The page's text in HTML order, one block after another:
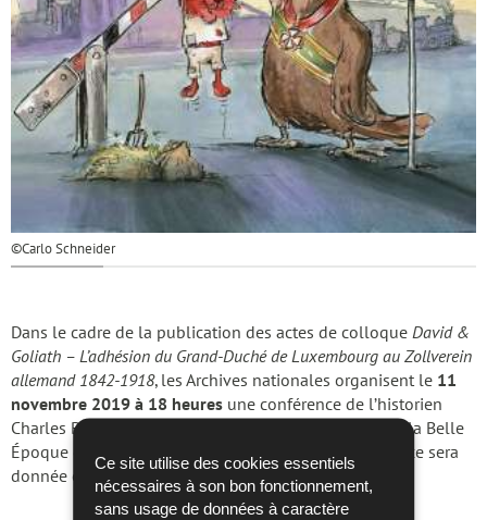
Ce site utilise des cookies essentiels
nécessaires à son bon fonctionnement,
sans usage de données à caractère
©Carlo Schneider
Dans le cadre de la publication des actes de colloque David &
Goliath – L’adhésion du Grand-Duché de Luxembourg au Zollverein
allemand 1842-1918, les Archives nationales organisent le 11
novembre 2019 à 18 heures une conférence de l’historien
Charles Barthel sur le sujet « À qui le Luxembourg de la Belle
Époque doit-il son essor économique ? ». La conférence sera
donnée en langue française.